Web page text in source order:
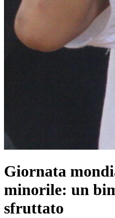
Giornata
minorile: un
sfruttato